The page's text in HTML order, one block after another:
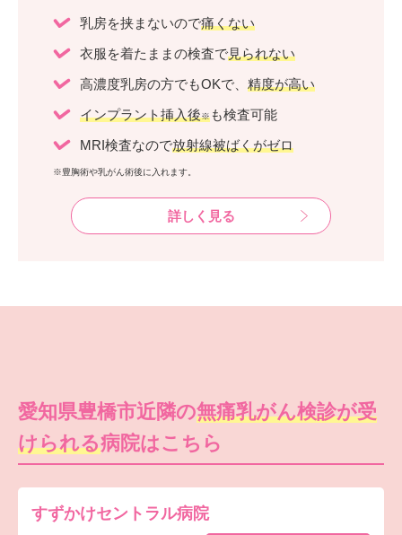
乳房を挟まないので痛くない
衣服を着たままの検査で見られない
高濃度乳房の方でもOKで、 精度が高い
インプラント挿入後※ も検査可能
MRI検査なので放射線被ばくがゼロ
※豊胸術や乳がん術後に入れます。
詳しく見る
愛知県豊橋市近隣の無痛乳がん検診が受
けられる病院はこちら
すずかけセントラル病院